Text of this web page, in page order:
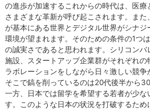
の進歩が加速するこれからの時代は、医療
さまざまな革新が呼び起こされます。ま
が基本にある世界とデジタル世界がシナジ
環境が望まれます。そのための条件の1つ
の誠実さであると思われます。シリコンバ
施設、スタートアップ企業群がそれぞれの
ラボレーションをしながら日々激しい競争
そこで鎬を削っているのは20代後半から30
一方、日本では留学を希望する若者が少な
す。このような日本の状況を打破するため